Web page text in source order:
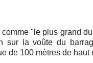
"le plus grand
sur la voûte du
de 100 mètres de haut